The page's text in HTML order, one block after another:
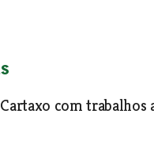
com trabalhos